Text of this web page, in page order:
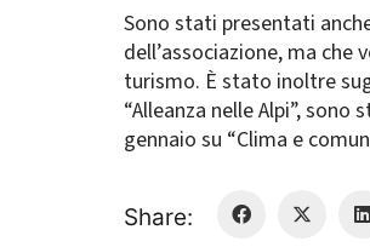
Sono stati presentati
dell’associazione, ma
turismo. È stato inoltre
“Alleanza nelle Alpi”,
gennaio su “Clima e
Share: